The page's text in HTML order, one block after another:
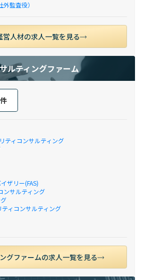
監査役）
営人材の求人一覧を見る
ルティングファーム
件
ティコンサルティング
ザリー(FAS)
ンサルティング
ィコンサルティング
グファームの求人一覧を見る